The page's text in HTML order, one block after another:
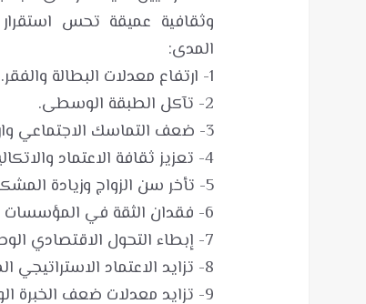
وثقافية عميقة تحس استقرار